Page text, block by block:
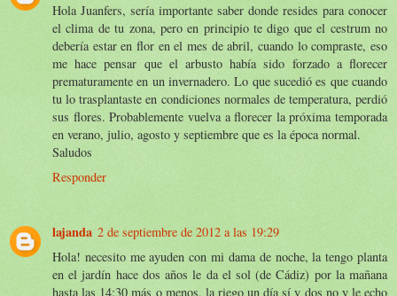
Hola Juanfers, sería importante saber donde resides para conocer
el clima de tu zona, pero en principio te digo que el cestrum no
debería estar en flor en el mes de abril, cuando lo compraste, eso
me hace pensar que el arbusto había sido forzado a florecer
prematuramente en un invernadero. Lo que sucedió es que cuando
tu lo trasplantaste en condiciones normales de temperatura, perdió
sus flores. Probablemente vuelva a florecer la próxima temporada
en verano, julio, agosto y septiembre que es la época normal.
Saludos
Responder
lajanda 2 de septiembre de 2012 a las 19:29
Hola! necesito me ayuden con mi dama de noche, la tengo planta
en el jardín hace dos años le da el sol (de Cádiz) por la mañana
hasta las 14:30 más o menos, la riego un día sí y dos no y le echo